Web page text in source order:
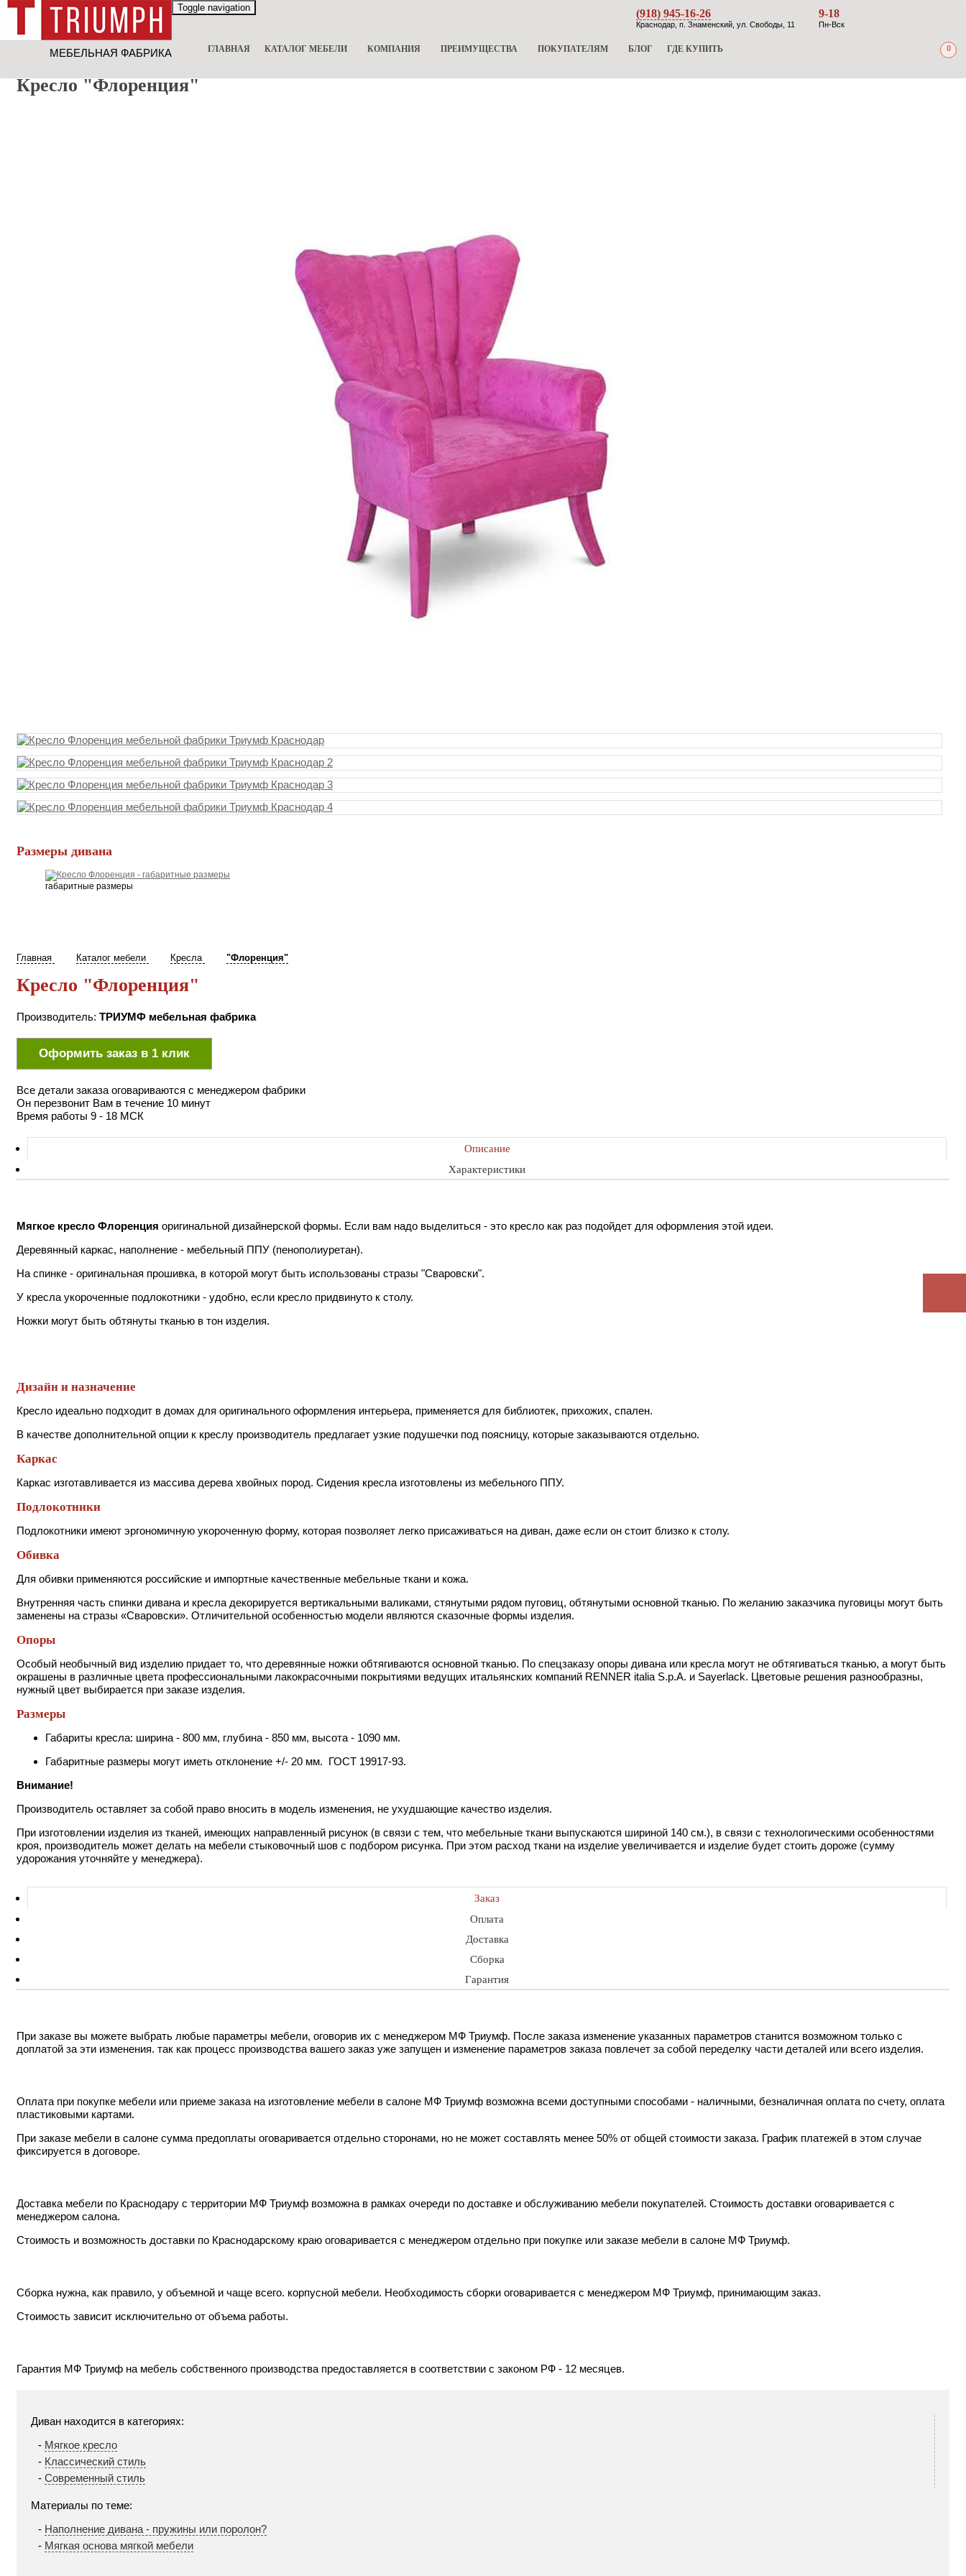
0
(918) 945-16-26
Краснодар, п. Знаменский, ул. Свободы, 11
9-18
Пн-Вск
Toggle navigation
ГЛАВНАЯ КАТАЛОГ МЕБЕЛИ КОМПАНИЯ ПРЕИМУЩЕСТВА ПОКУПАТЕЛЯМ БЛОГ ГДЕ КУПИТЬ
Кресло "Флоренция"
Размеры дивана
габаритные размеры
Главная Каталог мебели Кресла "Флоренция"
Кресло "Флоренция"
Производитель: ТРИУМФ мебельная фабрика
Оформить заказ в 1 клик
Все детали заказа оговариваются с менеджером фабрики
Он перезвонит Вам в течение 10 минут
Время работы 9 - 18 МСК
Описание
Характеристики
Мягкое кресло Флоренция оригинальной дизайнерской формы. Если вам надо выделиться - это кресло как раз подойдет для оформления этой идеи.
Деревянный каркас, наполнение - мебельный ППУ (пенополиуретан).
На спинке - оригинальная прошивка, в которой могут быть использованы стразы "Сваровски".
У кресла укороченные подлокотники - удобно, если кресло придвинуто к столу.
Ножки могут быть обтянуты тканью в тон изделия.
Дизайн и назначение
Кресло идеально подходит в домах для оригинального оформления интерьера, применяется для библиотек, прихожих, спален.
В качестве дополнительной опции к креслу производитель предлагает узкие подушечки под поясницу, которые заказываются отдельно.
Каркас
Каркас изготавливается из массива дерева хвойных пород. Сидения кресла изготовлены из мебельного ППУ.
Подлокотники
Подлокотники имеют эргономичную укороченную форму, которая позволяет легко присаживаться на диван, даже если он стоит близко к столу.
Обивка
Для обивки применяются российские и импортные качественные мебельные ткани и кожа.
Внутренняя часть спинки дивана и кресла декорируется вертикальными валиками, стянутыми рядом пуговиц, обтянутыми основной тканью. По желанию заказчика пуговицы могут быть
заменены на стразы «Сваровски». Отличительной особенностью модели являются сказочные формы изделия.
Опоры
Особый необычный вид изделию придает то, что деревянные ножки обтягиваются основной тканью. По спецзаказу опоры дивана или кресла могут не обтягиваться тканью, а могут быть
окрашены в различные цвета профессиональными лакокрасочными покрытиями ведущих итальянских компаний RENNER italia S.p.A. и Sayerlack. Цветовые решения разнообразны,
нужный цвет выбирается при заказе изделия.
Размеры
Габариты кресла: ширина - 800 мм, глубина - 850 мм, высота - 1090 мм.
Габаритные размеры могут иметь отклонение +/- 20 мм. ГОСТ 19917-93.
Внимание!
Производитель оставляет за собой право вносить в модель изменения, не ухудшающие качество изделия.
При изготовлении изделия из тканей, имеющих направленный рисунок (в связи с тем, что мебельные ткани выпускаются шириной 140 см.), в связи с технологическими особенностями
кроя, производитель может делать на мебели стыковочный шов с подбором рисунка. При этом расход ткани на изделие увеличивается и изделие будет стоить дороже (сумму
удорожания уточняйте у менеджера).
Заказ
Оплата
Доставка
Сборка
Гарантия
При заказе вы можете выбрать любые параметры мебели, оговорив их с менеджером МФ Триумф. После заказа изменение указанных параметров станится возможном только с
доплатой за эти изменения. так как процесс производства вашего заказ уже запущен и изменение параметров заказа повлечет за собой переделку части деталей или всего изделия.
Оплата при покупке мебели или приеме заказа на изготовление мебели в салоне МФ Триумф возможна всеми доступными способами - наличными, безналичная оплата по счету, оплата
пластиковыми картами.
При заказе мебели в салоне сумма предоплаты оговаривается отдельно сторонами, но не может составлять менее 50% от общей стоимости заказа. График платежей в этом случае
фиксируется в договоре.
Доставка мебели по Краснодару с территории МФ Триумф возможна в рамках очереди по доставке и обслуживанию мебели покупателей. Стоимость доставки оговаривается с
менеджером салона.
Стоимость и возможность доставки по Краснодарскому краю оговаривается с менеджером отдельно при покупке или заказе мебели в салоне МФ Триумф.
Сборка нужна, как правило, у объемной и чаще всего. корпусной мебели. Необходимость сборки оговаривается с менеджером МФ Триумф, принимающим заказ.
Стоимость зависит исключительно от объема работы.
Гарантия МФ Триумф на мебель собственного производства предоставляется в соответствии с законом РФ - 12 месяцев.
Диван находится в категориях:
Мягкое кресло
Классический стиль
Современный стиль
Материалы по теме:
Наполнение дивана - пружины или поролон?
Мягкая основа мягкой мебели